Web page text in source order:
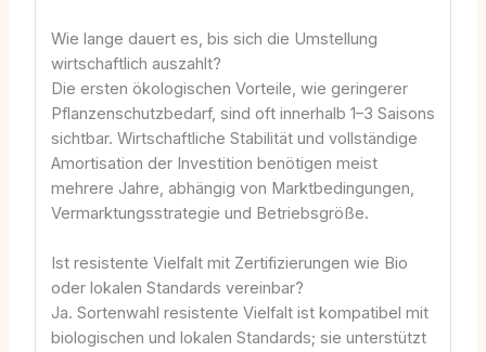
Wie lange dauert es, bis sich die Umstellung
wirtschaftlich auszahlt?
Die ersten ökologischen Vorteile, wie geringerer
Pflanzenschutzbedarf, sind oft innerhalb 1–3 Saisons
sichtbar. Wirtschaftliche Stabilität und vollständige
Amortisation der Investition benötigen meist
mehrere Jahre, abhängig von Marktbedingungen,
Vermarktungsstrategie und Betriebsgröße.
Ist resistente Vielfalt mit Zertifizierungen wie Bio
oder lokalen Standards vereinbar?
Ja. Sortenwahl resistente Vielfalt ist kompatibel mit
biologischen und lokalen Standards; sie unterstützt